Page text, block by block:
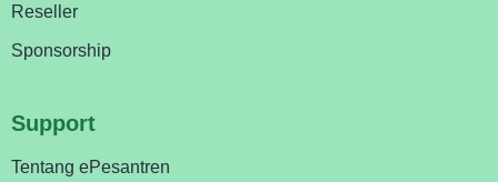
Reseller
Sponsorship
Support
Tentang ePesantren